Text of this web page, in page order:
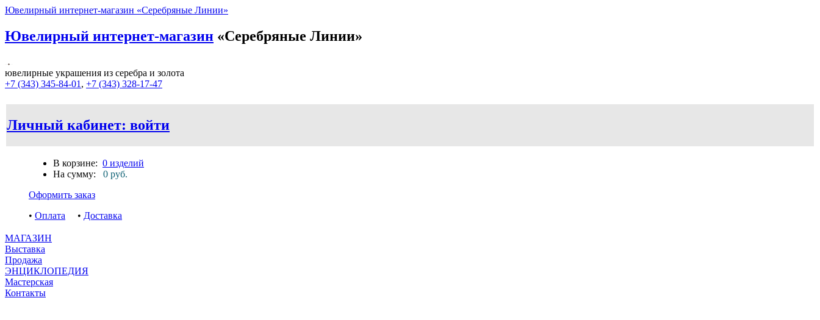
Ювелирный интернет-магазин «Серебряные Линии»
Ювелирный интернет-магазин «Серебряные Линии»
ювелирные украшения из серебра и золота
+7 (343) 345-84-01 , +7 (343) 328-17-47
Личный кабинет: войти
В корзине: 0 изделий
На сумму: 0 руб.
Оформить заказ
• Оплата • Доставка
МАГАЗИН
Выставка
Продажа
ЭНЦИКЛОПЕДИЯ
Мастерская
Контакты